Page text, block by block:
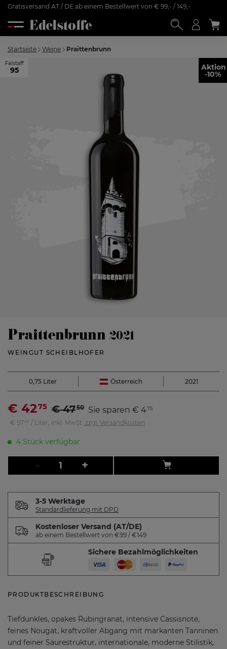
Gratisversand AT / DE ab einem Bestellwert von € 99,- / 149,-
Startseite Weine Praittenbrunn
Falstaff
95 Aktion
-10%
Praittenbrunn 2021
WEINGUT SCHEIBLHOFER
0,75 Liter Österreich 2021
€ 4275 €4750 Sie sparen € 475
€ 5700 / Liter, inkl. MwSt. zzgl. Versandkosten
4 Stück verfügbar
- +
3-5 Werktage
Standardlieferung mit DPD
Kostenloser Versand (AT/DE)
ab einem Bestellwert von €99 / €149
Sichere Bezahlmöglichkeiten
PRODUKTBESCHREIBUNG
Tiefdunkles, opakes Rubingranat, intensive Cassisnote,
feines Nougat, kraftvoller Abgang mit markanten Tanninen
und feiner Säurestruktur, internationale, moderne Stilistik,